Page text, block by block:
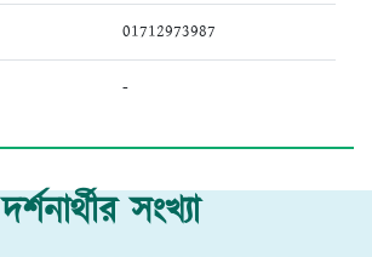
01712973987
-
দর্শনার্থীর সংখ্যা